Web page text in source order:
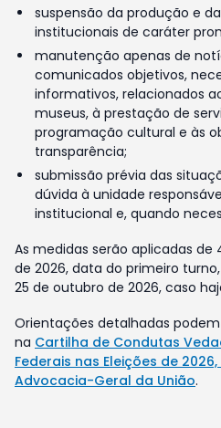
suspensão da produção e
institucionais de caráter
manutenção apenas de
comunicados objetivos,
informativos, relacionados
museus, à prestação de
programação cultural e às
transparência;
submissão prévia das
dúvida à unidade
institucional e, quando
As medidas serão aplicadas
de 2026, data do primeiro
25 de outubro de 2026, caso
Orientações detalhadas
na Cartilha de Condutas
Federais nas Eleições de
Advocacia-Geral da União.